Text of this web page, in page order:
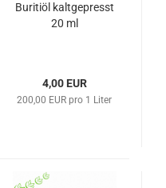
Buritiöl kaltgepresst
20 ml
4,00 EUR
200,00 EUR pro 1 Liter